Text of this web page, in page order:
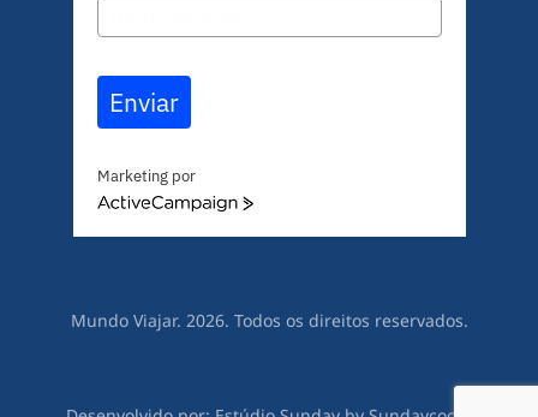
Enviar
Marketing por
A
e
Mundo Viajar. 2026. Todos os direitos reservados.